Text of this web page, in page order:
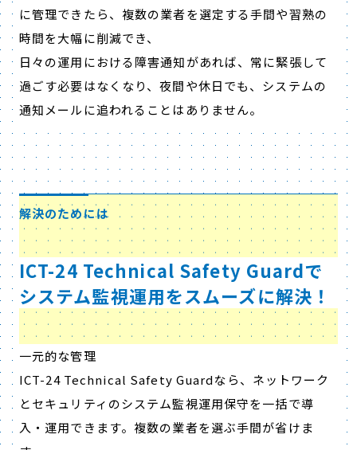
に管理できたら、複数の業者を選定する手間や習熟の
時間を大幅に削減でき、
日々の運用における障害通知があれば、常に緊張して
過ごす必要はなくなり、夜間や休日でも、システムの
通知メールに追われることはありません。
解決のためには
ICT-24 Technical Safety Guardで
システム監視運用をスムーズに解決！
一元的な管理
ICT-24 Technical Safety Guardなら、ネットワーク
とセキュリティのシステム監視運用保守を一括で導
入・運用できます。複数の業者を選ぶ手間が省けま